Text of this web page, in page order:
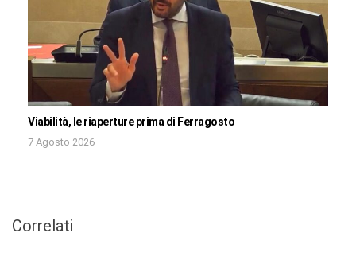
Viabilità, le riaperture prima di Ferragosto
7 Agosto 2026
Correlati